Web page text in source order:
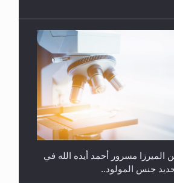
الميرزا مسرور أحمد أيده الله في
جنس المولود..